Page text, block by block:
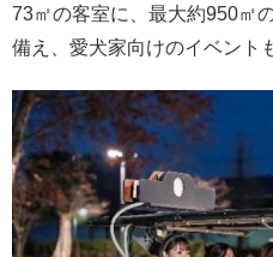
73㎡の客室に、最大約950㎡
備え、愛犬家向けのイベント